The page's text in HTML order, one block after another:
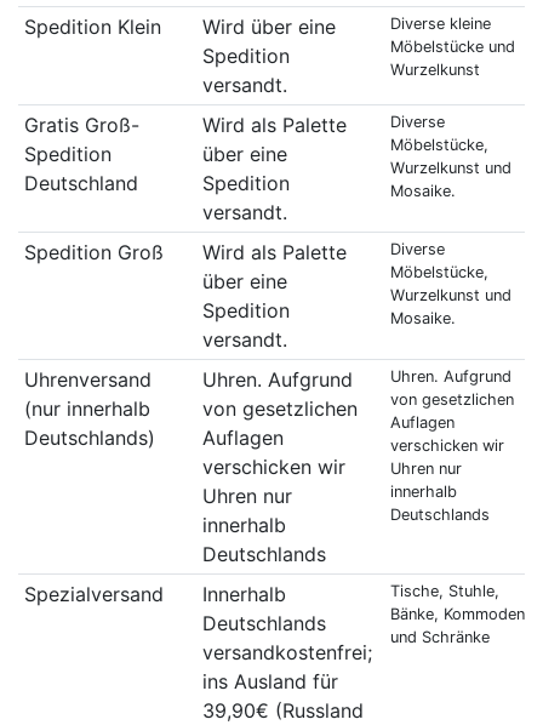
Spedition Klein
Wird über eine
Spedition
versandt.
Diverse kleine
Möbelstücke und
Wurzelkunst
Gratis Groß-
Spedition
Deutschland
Wird als Palette
über eine
Spedition
versandt.
Diverse
Möbelstücke,
Wurzelkunst und
Mosaike.
Spedition Groß
Wird als Palette
über eine
Spedition
versandt.
Diverse
Möbelstücke,
Wurzelkunst und
Mosaike.
Uhrenversand
(nur innerhalb
Deutschlands)
Uhren. Aufgrund
von gesetzlichen
Auflagen
verschicken wir
Uhren nur
innerhalb
Deutschlands
Uhren. Aufgrund
von gesetzlichen
Auflagen
verschicken wir
Uhren nur
innerhalb
Deutschlands
Spezialversand
Innerhalb
Deutschlands
versandkostenfrei;
ins Ausland für
39,90€ (Russland
Tische, Stuhle,
Bänke, Kommoden
und Schränke